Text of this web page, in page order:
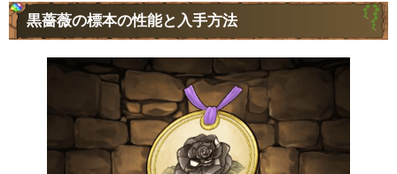
黒薔薇の標本の性能と入手方法